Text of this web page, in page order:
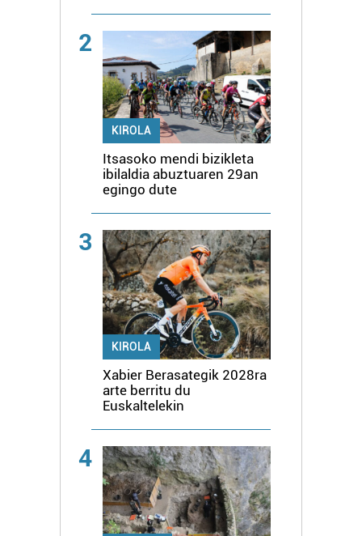
2
KIROLA
Itsasoko mendi bizikleta
ibilaldia abuztuaren 29an
egingo dute
3
KIROLA
Xabier Berasategik 2028ra
arte berritu du
Euskaltelekin
4